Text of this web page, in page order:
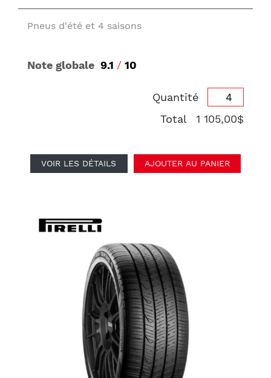
Pneus d'été et 4 saisons
Note globale 9.1 / 10
Quantité
Total
1 105,00$
VOIR LES DÉTAILS AJOUTER AU PANIER